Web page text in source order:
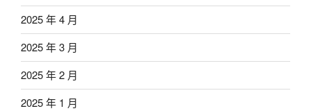
2025 年 4 月
2025 年 3 月
2025 年 2 月
2025 年 1 月